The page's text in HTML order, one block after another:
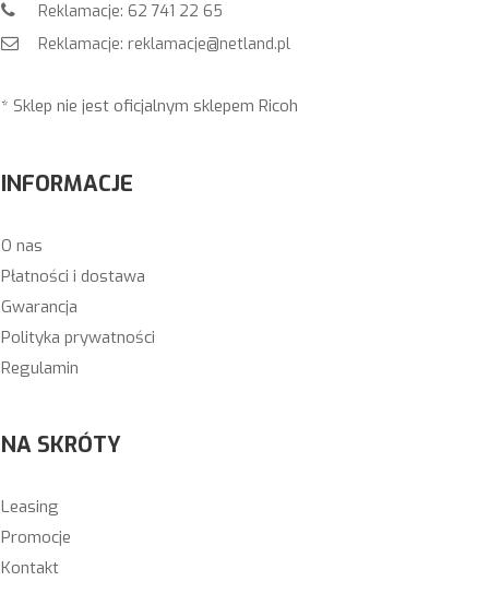
Reklamacje: 62 741 22 65
Reklamacje: reklamacje@netland.pl
* Sklep nie jest oficjalnym sklepem Ricoh
INFORMACJE
O nas
Płatności i dostawa
Gwarancja
Polityka prywatności
Regulamin
NA SKRÓTY
Leasing
Promocje
Kontakt